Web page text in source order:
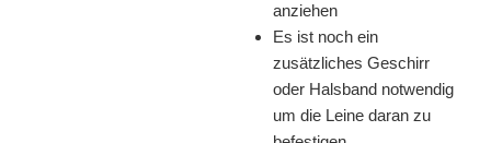
anziehen
Es ist noch ein
zusätzliches Geschirr
oder Halsband notwendig
um die Leine daran zu